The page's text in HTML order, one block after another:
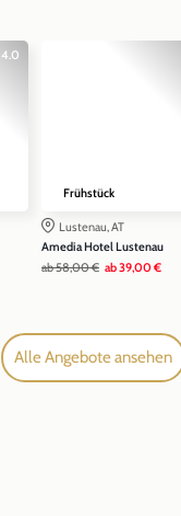
4.0
Frühstück
Lustenau, AT
Amedia Hotel Lustenau
ab58,00 € ab39,00 €
Alle Angebote ansehen